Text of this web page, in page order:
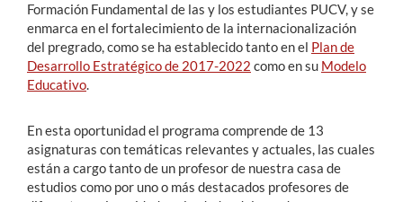
Formación Fundamental de las y los estudiantes PUCV, y se
enmarca en el fortalecimiento de la internacionalización
del pregrado, como se ha establecido tanto en el Plan de
Desarrollo Estratégico de 2017-2022 como en su Modelo
Educativo.
En esta oportunidad el programa comprende de 13
asignaturas con temáticas relevantes y actuales, las cuales
están a cargo tanto de un profesor de nuestra casa de
estudios como por uno o más destacados profesores de